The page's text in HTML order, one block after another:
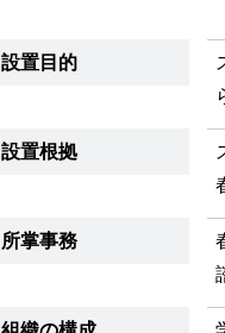
設置目的
設置根拠
所掌事務